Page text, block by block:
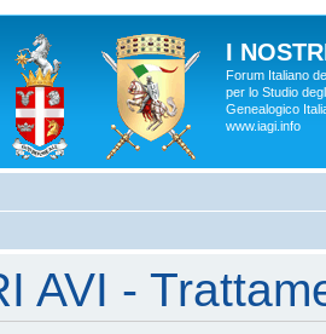
I
Forum Italiano
per lo Studio
Genealogico
www.iagi.info
AVI -